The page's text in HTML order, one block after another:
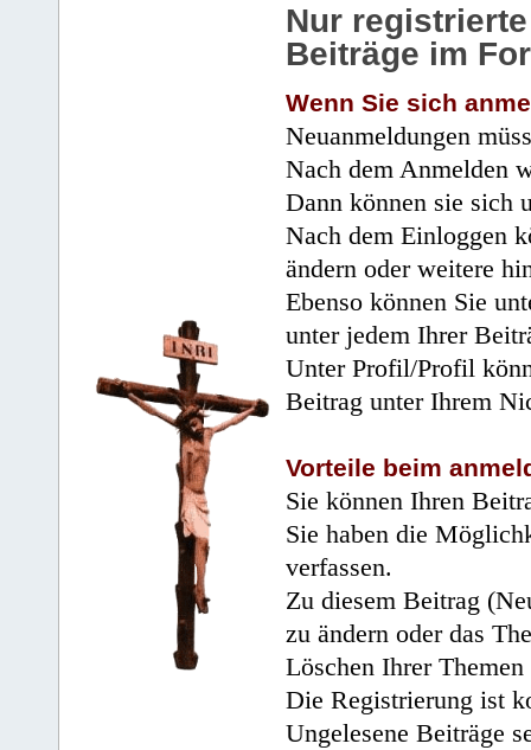
Nur
Beiträge im
Wenn Sie sich
Neuanmeldungen
Nach dem Anmelden
Dann können sie sich
Nach dem Einloggen
ändern oder weitere
Ebenso können Sie
unter jedem Ihrer
Unter Profil/Profil
Beitrag unter Ihrem
Vorteile beim
Sie können Ihren
Sie haben die
verfassen.
Zu diesem Beitrag
zu ändern oder das
Löschen Ihrer
Die Registrierung ist
Ungelesene Beiträge